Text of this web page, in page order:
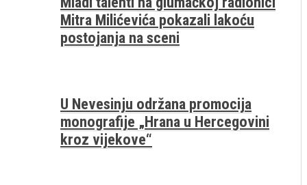
Mitra Milićevića pokazali lakoću
postojanja na sceni
U Nevesinju održana promocija
monografije „Hrana u Hercegovini
kroz vijekove“